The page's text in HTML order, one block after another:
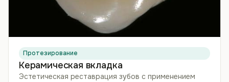
Протезирование
Керамическая вкладка
Эстетическая реставрация зубов с применением